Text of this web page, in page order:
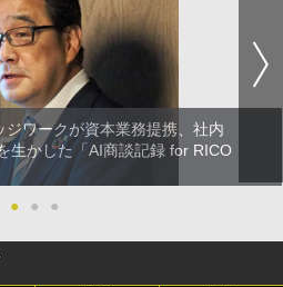
ジワークが資本業務提携、社内
生かした「AI商談記録 for RICO
●
● ●